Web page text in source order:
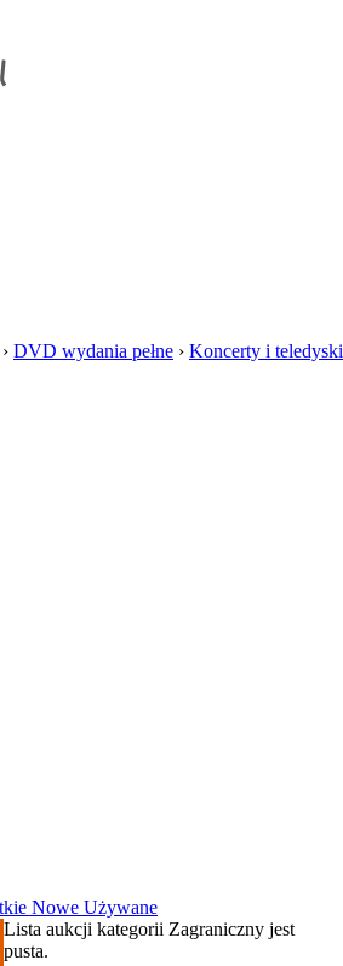
› DVD wydania pełne › Koncerty i teledyski
Nowe Używane
Lista aukcji kategorii Zagraniczny jest
pusta.